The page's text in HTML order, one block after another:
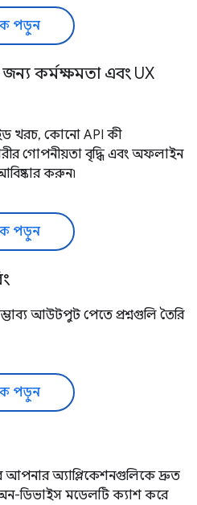
পড়ুন
কর্মক্ষমতা এবং UX
খরচ, কোনো API কী
গোপনীয়তা বৃদ্ধি এবং অফলাইন
করুন৷
পড়ুন
আউটপুট পেতে প্রশ্নগুলি তৈরি
পড়ুন
আপনার অ্যাপ্লিকেশনগুলিকে দ্রুত
ডিভাইস মডেলটি ক্যাশ করে